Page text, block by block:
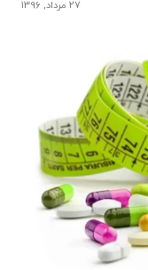
27 مرداد, 1396